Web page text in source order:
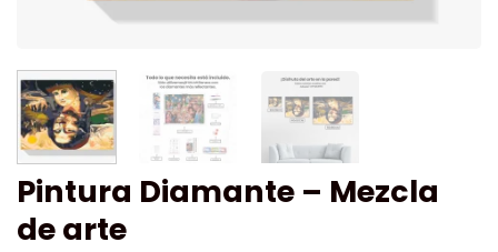
Pintura Diamante – Mezcla
de arte